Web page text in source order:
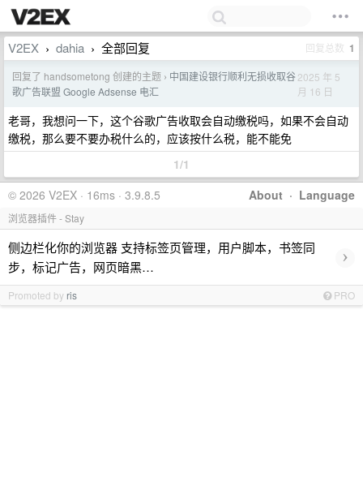
V2EX › dahia › 全部回复 回复总数 1
回复了 handsometong 创建的主题 › 中国建设银行顺利无损收取谷
歌广告联盟 Google Adsense 电汇
2025 年 5
月 16 日
老哥，我想问一下，这个谷歌广告收取会自动缴税吗，如果不会自动
缴税，那么要不要办税什么的，应该按什么税，能不能免
1/1
About · Language
© 2026 V2EX · 16ms · 3.9.8.5
浏览器插件 - Stay
侧边栏化你的浏览器 支持标签页管理，用户脚本，书签同
步，标记广告，网页暗黑…
›
Promoted by ris PRO